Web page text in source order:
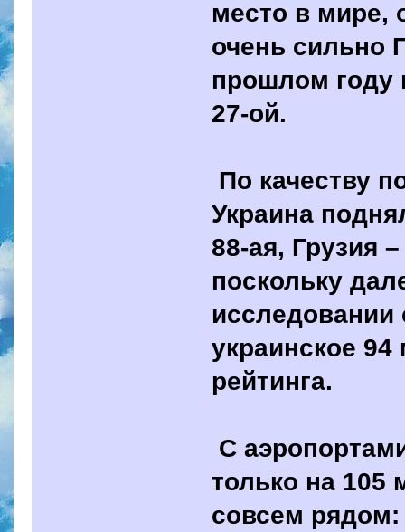
место в мире,
очень сильно
прошлом году
27-ой.
По качеству
Украина
88-ая, Грузия
поскольку
украинское
рейтинга.
С
только на 105
совсем рядом: